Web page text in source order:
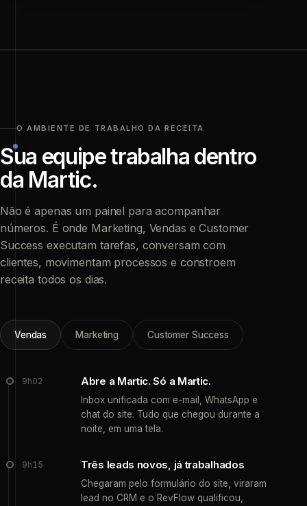
O AMBIENTE DE TRABALHO DA RECEITA
Sua equipe trabalha dentro
da Martic.
Não é apenas um painel para acompanhar
números. É onde Marketing, Vendas e Customer
Success executam tarefas, conversam com
clientes, movimentam processos e constroem
receita todos os dias.
Vendas Marketing Customer Success
9h02 Abre a Martic. Só a Martic.
Inbox unificada com e-mail, WhatsApp e
chat do site. Tudo que chegou durante a
noite, em uma tela.
9h15 Três leads novos, já trabalhados
Chegaram pelo formulário do site, viraram
lead no CRM e o RevFlow qualificou,